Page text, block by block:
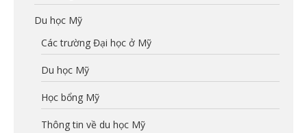
Du học Mỹ
Các trường Đại học ở Mỹ
Du học Mỹ
Học bổng Mỹ
Thông tin về du học Mỹ